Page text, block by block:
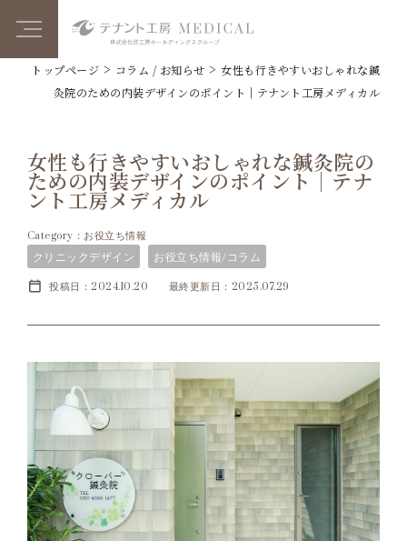
トップページ > コラム / お知らせ >女性も行きやすいおしゃれな鍼
灸院のための内装デザインのポイント｜テナント工房メディカル
女性も行きやすいおしゃれな鍼灸院の
ための内装デザインのポイント｜テナ
ント工房メディカル
Category：お役立ち情報
クリニックデザイン お役立ち情報/コラム
投稿日：2024.10.20 最終更新日：2025.07.29